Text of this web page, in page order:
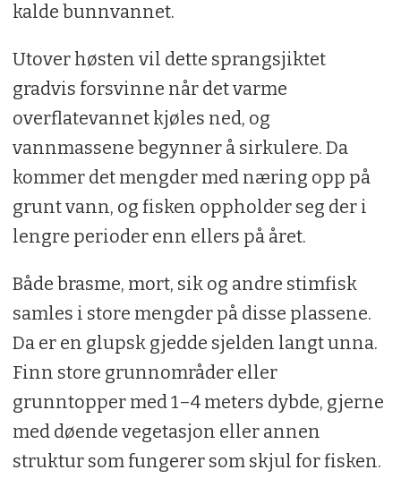
kalde bunnvannet.
Utover høsten vil dette sprangsjiktet
gradvis forsvinne når det varme
overflatevannet kjøles ned, og
vannmassene begynner å sirkulere. Da
kommer det mengder med næring opp på
grunt vann, og fisken oppholder seg der i
lengre perioder enn ellers på året.
Både brasme, mort, sik og andre stimfisk
samles i store mengder på disse plassene.
Da er en glupsk gjedde sjelden langt unna.
Finn store grunnområder eller
grunntopper med 1–4 meters dybde, gjerne
med døende vegetasjon eller annen
struktur som fungerer som skjul for fisken.